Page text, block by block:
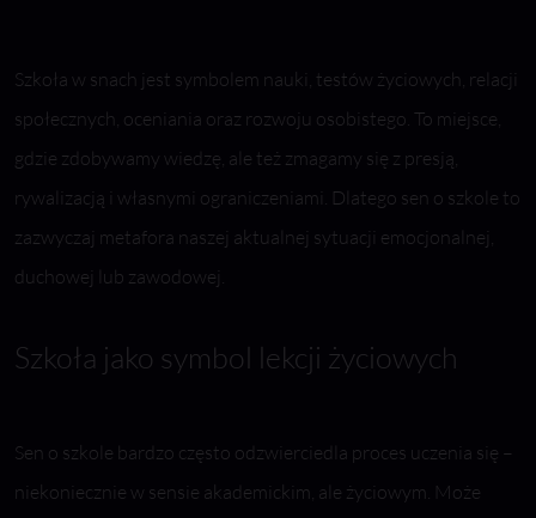
Szkoła w snach jest symbolem nauki, testów życiowych, relacji
społecznych, oceniania oraz rozwoju osobistego. To miejsce,
gdzie zdobywamy wiedzę, ale też zmagamy się z presją,
rywalizacją i własnymi ograniczeniami. Dlatego sen o szkole to
zazwyczaj metafora naszej aktualnej sytuacji emocjonalnej,
duchowej lub zawodowej.
Szkoła jako symbol lekcji życiowych
Sen o szkole bardzo często odzwierciedla proces uczenia się –
niekoniecznie w sensie akademickim, ale życiowym. Może